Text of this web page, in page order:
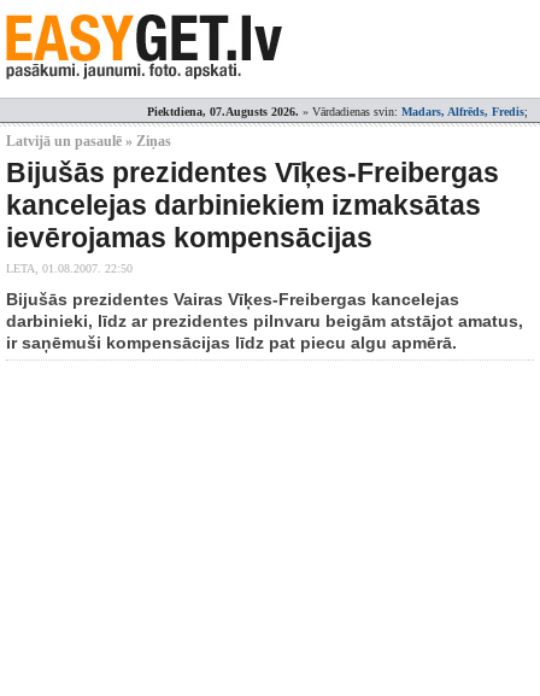
Piektdiena, 07.Augusts 2026. » Vārdadienas svin: Madars, Alfrēds, Fredis;
Latvijā un pasaulē » Ziņas
Bijušās prezidentes Vīķes-Freibergas
kancelejas darbiniekiem izmaksātas
ievērojamas kompensācijas
LETA, 01.08.2007. 22:50
Bijušās prezidentes Vairas Vīķes-Freibergas kancelejas
darbinieki, līdz ar prezidentes pilnvaru beigām atstājot amatus,
ir saņēmuši kompensācijas līdz pat piecu algu apmērā.